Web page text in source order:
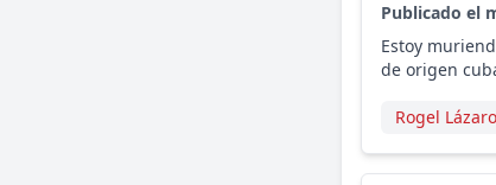
Publicado el
Estoy
de origen
Rogel